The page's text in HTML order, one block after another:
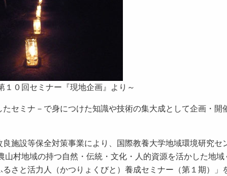
０回セミナー『現地企画』より～
セミナ－で身につけた知識や技術の集大成として企画・開
施設等保全対策事業により、国際教養大学地域環境研究セ
村地域の持つ自然・伝統・文化・人的資源を活かした地域
さと活力人（かつりょくびと）養成セミナー（第１期）」